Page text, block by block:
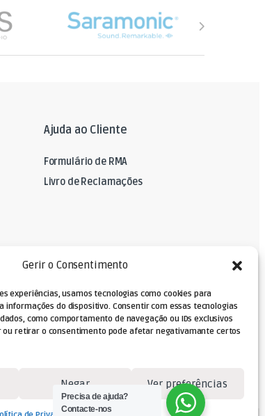
Gerir o Consentimento
experiências, usamos tecnologias como cookies para
informações do dispositivo. Consentir com essas tecnologias
como comportamento de navegação ou IDs exclusivos
ou retirar o consentimento pode afetar negativamante certos
Negar Ver preferências
Ajuda ao Cliente
Formulário de RMA
Livro de Reclamações
Precisa de ajuda?
Contacte-nos